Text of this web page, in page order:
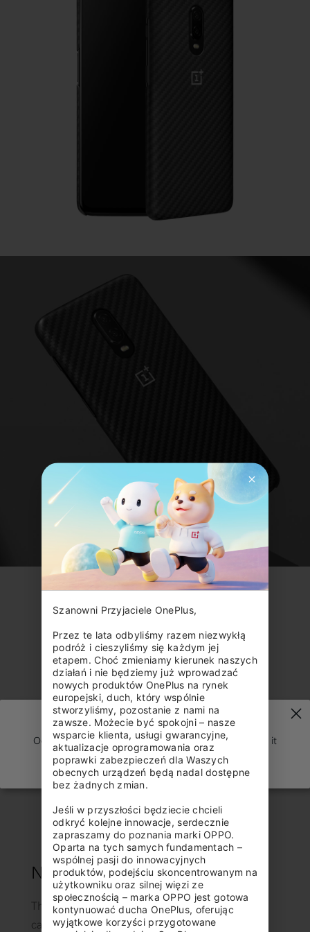
Oops, the spaceship just got lost! We are trying to get it
back to earth.
New in Nylon
Think all phone cases look the same? Our Nylon
case combines its finely woven texture with a
Szanowni Przyjaciele OnePlus,
Przez te lata odbyliśmy razem niezwykłą
podróż i cieszyliśmy się każdym jej
etapem. Choć zmieniamy kierunek naszych
działań i nie będziemy już wprowadzać
nowych produktów OnePlus na rynek
europejski, duch, który wspólnie
stworzyliśmy, pozostanie z nami na
zawsze. Możecie być spokojni – nasze
wsparcie klienta, usługi gwarancyjne,
aktualizacje oprogramowania oraz
poprawki zabezpieczeń dla Waszych
obecnych urządzeń będą nadal dostępne
bez żadnych zmian.
Jeśli w przyszłości będziecie chcieli
odkryć kolejne innowacje, serdecznie
zapraszamy do poznania marki OPPO.
Oparta na tych samych fundamentach –
wspólnej pasji do innowacyjnych
produktów, podejściu skoncentrowanym na
użytkowniku oraz silnej więzi ze
społecznością – marka OPPO jest gotowa
kontynuować ducha OnePlus, oferując
wyjątkowe korzyści przygotowane